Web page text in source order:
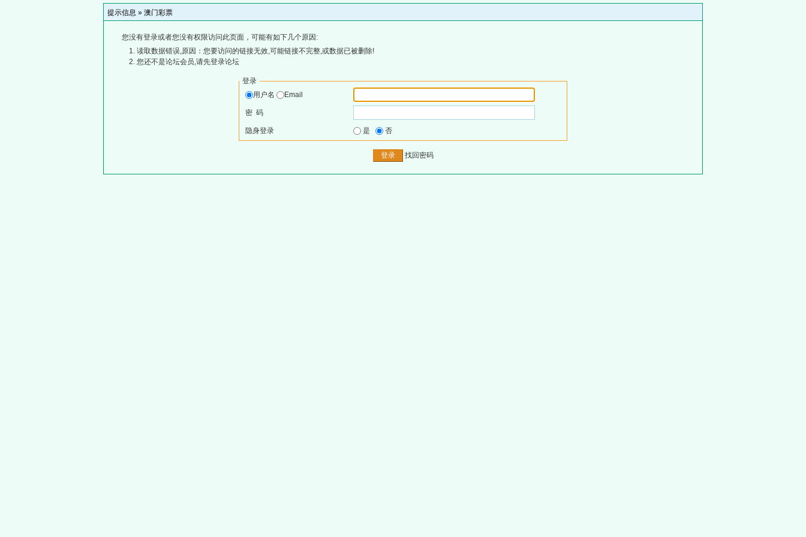
提示信息 » 澳门彩票
您没有登录或者您没有权限访问此页面，可能有如下几个原因:
读取数据错误,原因：您要访问的链接无效,可能链接不完整,或数据已被删除!
您还不是论坛会员,请先登录论坛
登录
用户名
Email
密 码
隐身登录 是 否
找回密码